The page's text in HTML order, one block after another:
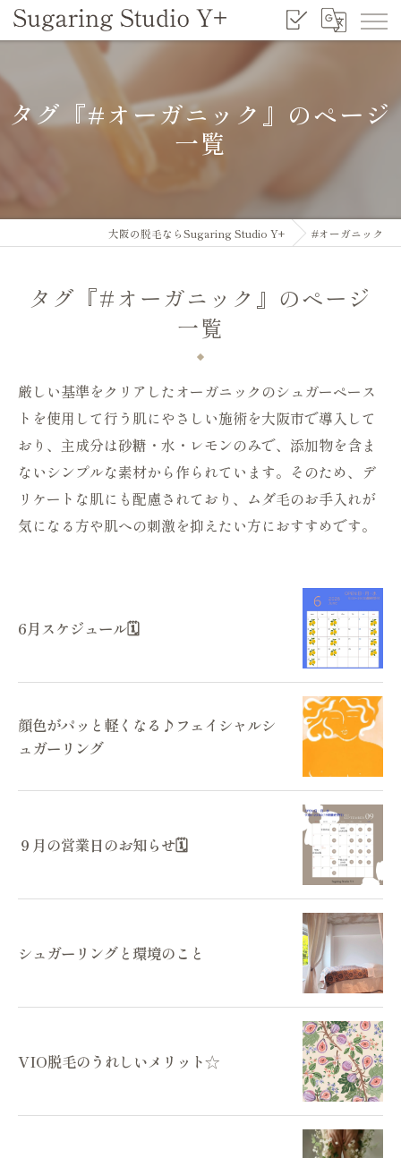
タグ『#オーガニック』のページ
一覧
大阪の脱毛ならSugaring Studio Y+ #オーガニック
タグ『#オーガニック』のページ
一覧
厳しい基準をクリアしたオーガニックのシュガーペース
トを使用して行う肌にやさしい施術を大阪市で導入して
おり、主成分は砂糖・水・レモンのみで、添加物を含ま
ないシンプルな素材から作られています。そのため、デ
リケートな肌にも配慮されており、ムダ毛のお手入れが
気になる方や肌への刺激を抑えたい方におすすめです。
6月スケジュール🗓️
顔色がパッと軽くなる♪フェイシャルシ
ュガーリング
９月の営業日のお知らせ🗓️
シュガーリングと環境のこと
VIO脱毛のうれしいメリット☆